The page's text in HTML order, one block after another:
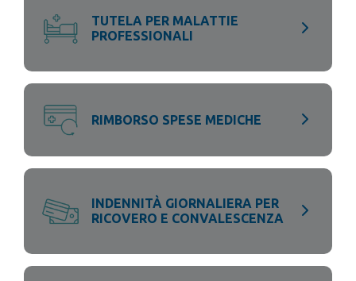
TUTELA PER MALATTIE
PROFESSIONALI
RIMBORSO SPESE MEDICHE
INDENNITÀ GIORNALIERA PER
RICOVERO E CONVALESCENZA